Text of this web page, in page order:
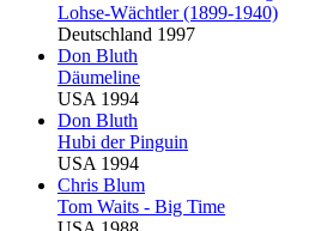
Lohse-Wächtler (1899-1940)
Deutschland 1997
Don Bluth
Däumeline
USA 1994
Don Bluth
Hubi der Pinguin
USA 1994
Chris Blum
Tom Waits - Big Time